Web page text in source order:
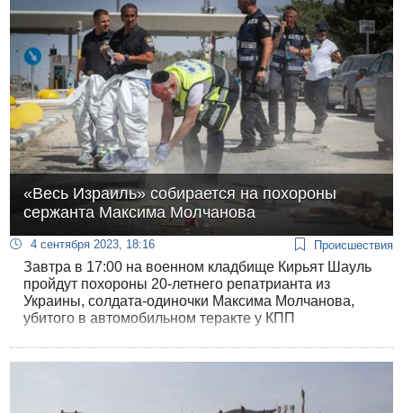
«банду рэкетиров».
«Весь Израиль» собирается на похороны
сержанта Максима Молчанова
4 сентября 2023, 18:16 Происшествия
Завтра в 17:00 на военном кладбище Кирьят Шауль
пройдут похороны 20-летнего репатрианта из
Украины, солдата-одиночки Максима Молчанова,
убитого в автомобильном теракте у КПП
одинокий солдат, на похороны приходит «вся